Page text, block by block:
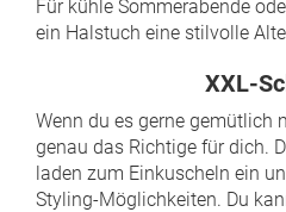
Für kühle Sommerabende
ein Halstuch eine stilvolle
XXL-
Wenn du es gerne gemütlich
genau das Richtige für dich.
laden zum Einkuscheln ein
Styling-Möglichkeiten. Du